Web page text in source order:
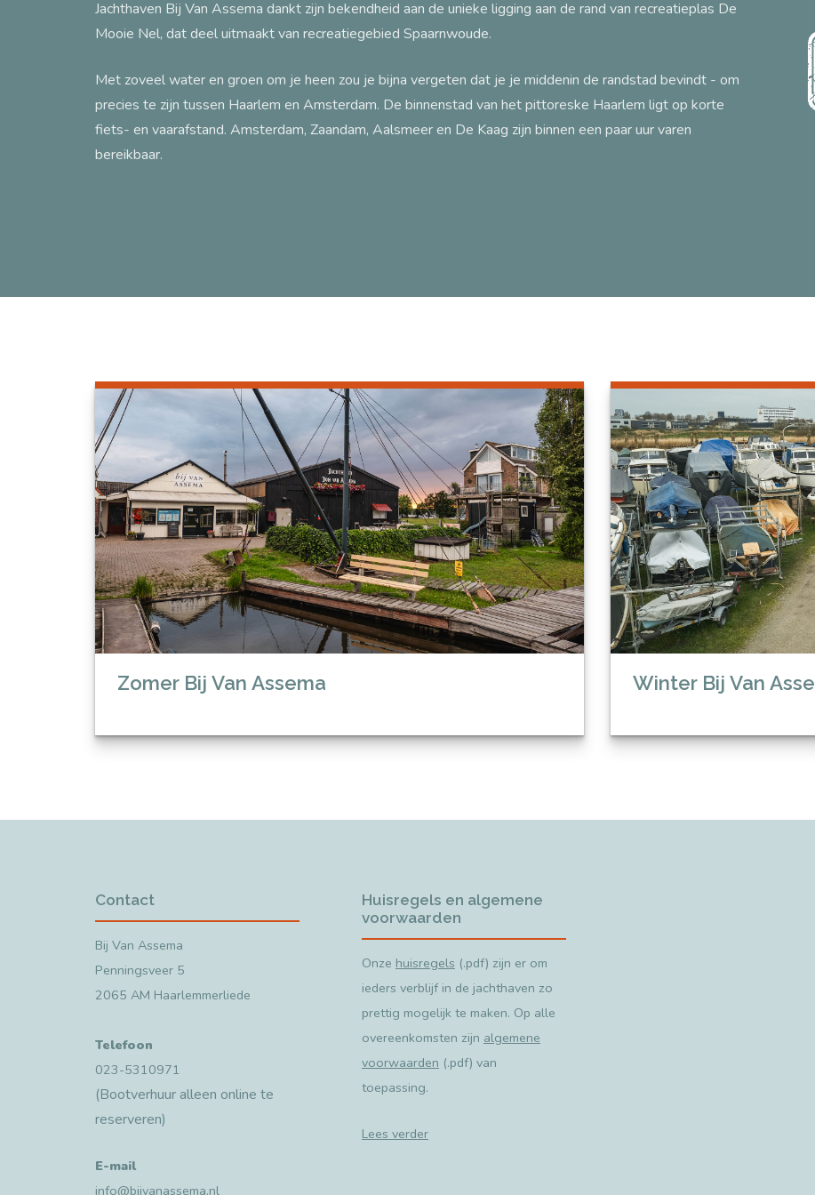
Jachthaven Bij Van Assema dankt zijn bekendheid aan de unieke ligging aan de rand van recreatieplas De
Mooie Nel, dat deel uitmaakt van recreatiegebied Spaarnwoude.
Met zoveel water en groen om je heen zou je bijna vergeten dat je je middenin de randstad bevindt - om
precies te zijn tussen Haarlem en Amsterdam. De binnenstad van het pittoreske Haarlem ligt op korte
fiets- en vaarafstand. Amsterdam, Zaandam, Aalsmeer en De Kaag zijn binnen een paar uur varen
bereikbaar.
Zomer Bij Van Assema Winter Bij Van
Contact
Bij Van Assema
Penningsveer 5
2065 AM Haarlemmerliede
Telefoon
023-5310971
(Bootverhuur alleen online te
reserveren)
E-mail
info@bijvanassema.nl
Huisregels en algemene
voorwaarden
Onze huisregels (.pdf) zijn er om
ieders verblijf in de jachthaven zo
prettig mogelijk te maken. Op alle
overeenkomsten zijn algemene
voorwaarden (.pdf) van
toepassing.
Lees verder